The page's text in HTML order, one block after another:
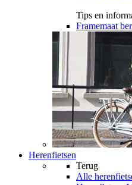
Tips en
Framemaat
Herenfietsen
Terug
Alle